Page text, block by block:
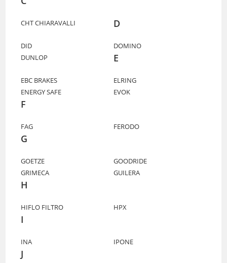
CHT CHIARAVALLI D
DID
DOMINO
DUNLOP
E
EBC BRAKES
ELRING
ENERGY SAFE
EVOK
F
FAG FERODO
G
GOETZE
GOODRIDE
GRIMECA
GUILERA
H
HIFLO FILTRO HPX
I
INA IPONE
J